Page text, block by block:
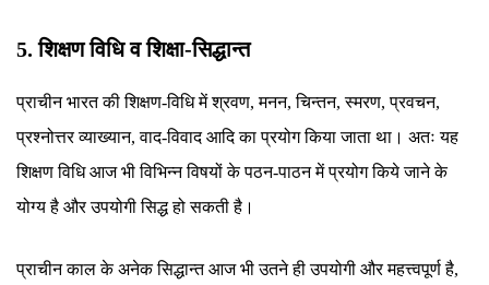
5. शिक्षण विधि व शिक्षा-सिद्धान्त
प्राचीन भारत की शिक्षण-विधि में श्रवण, मनन, चिन्तन, स्मरण, प्रवचन,
प्रश्नोत्तर व्याख्यान, वाद-विवाद आदि का प्रयोग किया जाता था। अतः यह
शिक्षण विधि आज भी विभिन्न विषयों के पठन-पाठन में प्रयोग किये जाने के
योग्य है और उपयोगी सिद्ध हो सकती है।
प्राचीन काल के अनेक सिद्धान्त आज भी उतने ही उपयोगी और महत्त्वपूर्ण है,